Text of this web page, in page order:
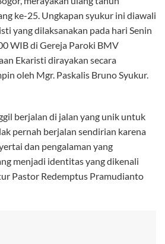
ke-25. Ungkapan syukur ini diawali
yang dilaksanakan pada hari Senin
WIB di Gereja Paroki BMV
Ekaristi dirayakan secara
oleh Mgr. Paskalis Bruno Syukur.
berjalan di jalan yang unik untuk
pernah berjalan sendirian karena
dan pengalaman yang
menjadi identitas yang dikenali
Pastor Redemptus Pramudianto